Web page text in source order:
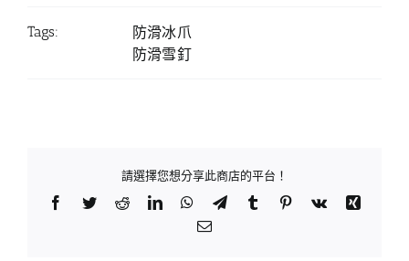
Tags:
防滑冰爪
防滑雪釘
請選擇您想分享此商店的平台！
Facebook
TwitterRedditLinkedInWhatsApp
TelegramTumblr Pinterest
Vk
Xing
Email: